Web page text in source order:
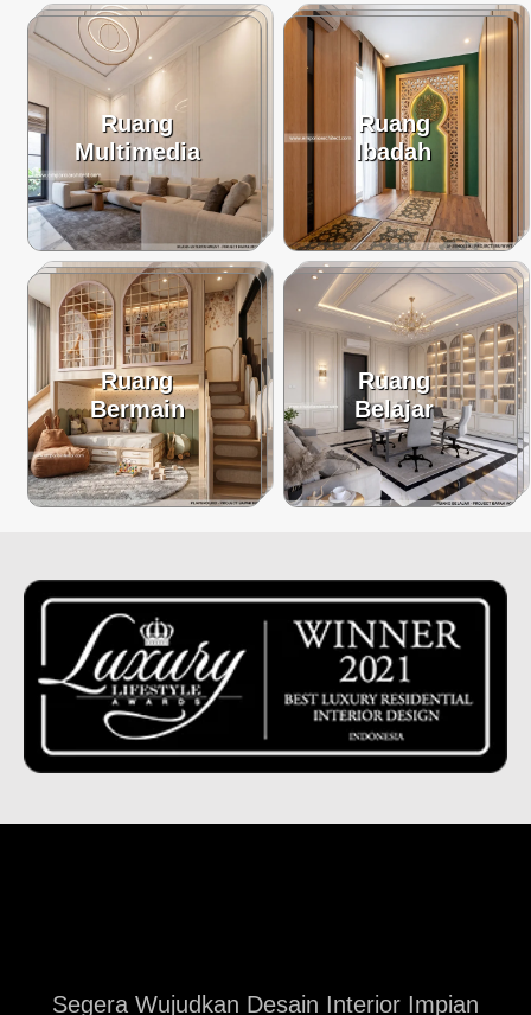
Ruang
Multimedia
Ruang
Ibadah
Ruang
Bermain
Ruang
Belajar
Segera Wujudkan Desain Interior Impian